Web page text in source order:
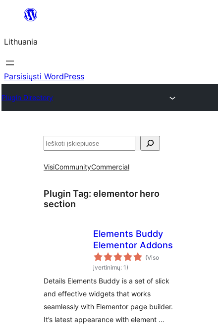
turinio
Lithuania
Parsisiųsti WordPress
Plugin Directory
Paieška
VisiCommunityCommercial
Plugin Tag: elementor hero
section
Elements Buddy
Elementor Addons
(Viso
įvertinimų: 1)
Details Elements Buddy is a set of slick
and effective widgets that works
seamlessly with Elementor page builder.
It’s latest appearance with element …